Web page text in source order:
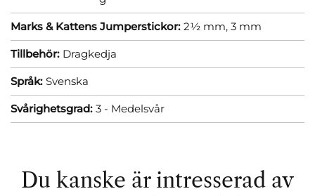
Marks & Kattens Jumperstickor: 2½ mm, 3 mm
Tillbehör: Dragkedja
Språk: Svenska
Svårighetsgrad: 3 - Medelsvår
Du kanske är intresserad av